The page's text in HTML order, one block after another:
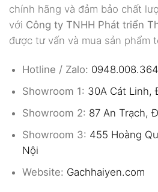
chính hãng và đảm bảo chất
với Công ty TNHH Phát triển
được tư vấn và mua sản phẩm
Hotline / Zalo: 0948.008.364
Showroom 1: 30A Cát Linh,
Showroom 2: 87 An Trạch,
Showroom 3: 455 Hoàng
Nội
Website: Gachhaiyen.com